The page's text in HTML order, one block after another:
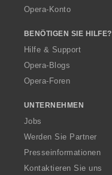
Opera-Konto
BENÖTIGEN SIE HILFE?
Hilfe & Support
Opera-Blogs
Opera-Foren
UNTERNEHMEN
Jobs
Werden Sie Partner
Presseinformationen
Kontaktieren Sie uns